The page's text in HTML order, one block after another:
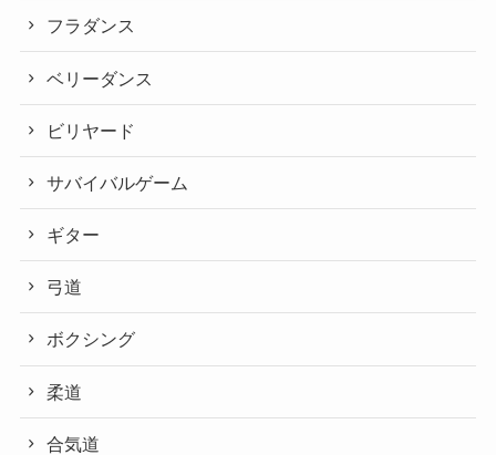
フラダンス
ベリーダンス
ビリヤード
サバイバルゲーム
ギター
弓道
ボクシング
柔道
合気道